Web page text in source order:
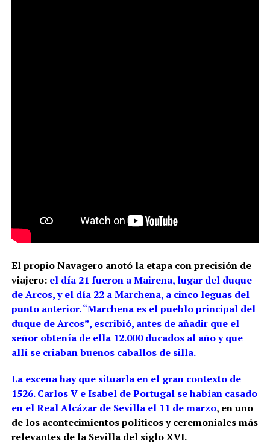
El propio Navagero anotó la etapa con precisión de
viajero:el día 21 fueron a Mairena, lugar del duque
de Arcos, y el día 22 a Marchena, a cinco leguas del
punto anterior. “Marchena es el pueblo principal del
duque de Arcos”, escribió, antes de añadir que el
señor obtenía de ella 12.000 ducados al año y que
allí se criaban buenos caballos de silla.
La escena hay que situarla en el gran contexto de
1526. Carlos V e Isabel de Portugal se habían casado
en el Real Alcázar de Sevilla el 11 de marzo, en uno
de los acontecimientos políticos y ceremoniales más
relevantes de la Sevilla del siglo XVI.